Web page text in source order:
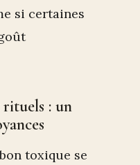
si certaines
rituels : un
toxique se